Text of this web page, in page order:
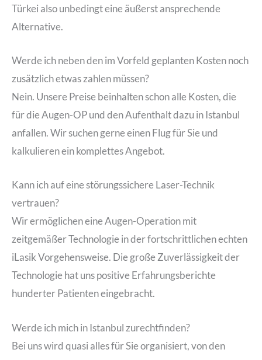
Türkei also unbedingt eine äußerst ansprechende
Alternative.
Werde ich neben den im Vorfeld geplanten Kosten noch
zusätzlich etwas zahlen müssen?
Nein. Unsere Preise beinhalten schon alle Kosten, die
für die Augen-OP und den Aufenthalt dazu in Istanbul
anfallen. Wir suchen gerne einen Flug für Sie und
kalkulieren ein komplettes Angebot.
Kann ich auf eine störungssichere Laser-Technik
vertrauen?
Wir ermöglichen eine Augen-Operation mit
zeitgemäßer Technologie in der fortschrittlichen echten
iLasik Vorgehensweise. Die große Zuverlässigkeit der
Technologie hat uns positive Erfahrungsberichte
hunderter Patienten eingebracht.
Werde ich mich in Istanbul zurechtfinden?
Bei uns wird quasi alles für Sie organisiert, von den